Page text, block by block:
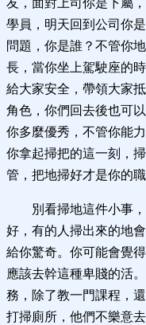
學員，明天回到公司你
問題，你是誰？不管你
長，當你坐上駕駛座的
給大家安全，帶領大家
角色，你們回去後也可
你多麼優秀，不管你能
你拿起掃把的這一刻，
管，把地掃好才是你的職
別看掃地這件小事
好，有的人掃出來的地
給你驚奇。你可能會覺
應該去幹這種卑賤的活
務，除了教一門課程，
打掃廁所，他們不樂意